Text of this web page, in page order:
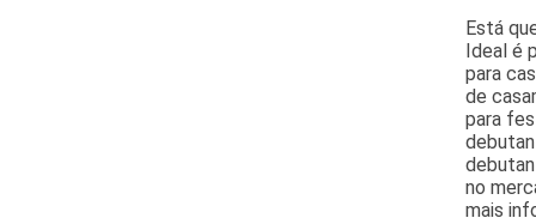
Está
Ideal é
para
de
para
no
mais